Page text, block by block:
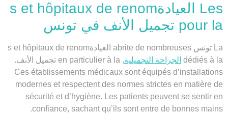
Les العيادةs et hôpitaux de renom
pour la تجميل الأنف في تونس
La تونس abrite de nombreuses العيادةs et hôpitaux de renom
dédiés à la الجراحة التجميلية
, en particulier à la تجميل الأنف.
Ces établissements médicaux sont équipés d’installations
modernes et respectent des normes strictes en matière de
sécurité et d’hygiène. Les patients peuvent se sentir en
confiance, sachant qu’ils sont entre de bonnes mains.